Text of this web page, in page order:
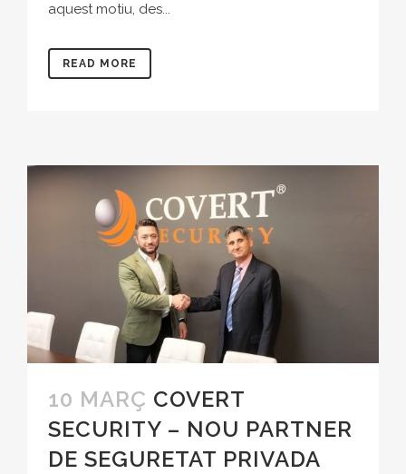
aquest motiu, des...
READ MORE
10 MARÇ COVERT
SECURITY – NOU PARTNER
DE SEGURETAT PRIVADA